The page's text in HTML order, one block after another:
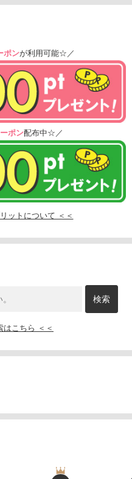
ポンが利用可能☆／
ポン配布中☆／
ットについて ＜＜
はこちら ＜＜